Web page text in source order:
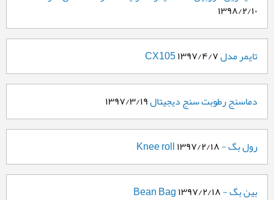
۱۳۹۸/۲/۱۰
تایمر مدل CX105۱۳۹۷/۴/۷
دماسنج رطوبت سنج دیجیتال۱۳۹۷/۳/۱۹
رول بگ - Knee roll۱۳۹۷/۲/۱۸
بین بگ - Bean Bag۱۳۹۷/۲/۱۸